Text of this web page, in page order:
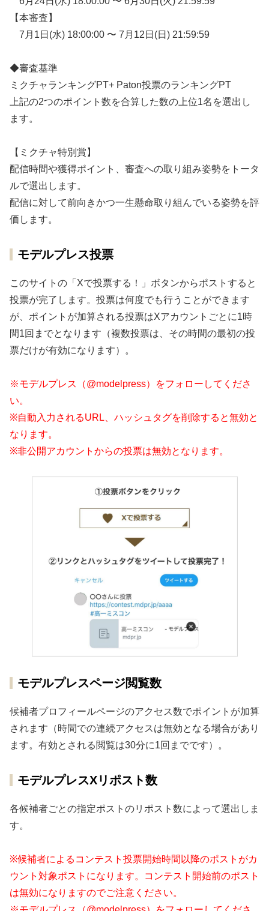
【本審査】
7月1日(水) 18:00:00 〜 7月12日(日) 21:59:59
◆審査基準
ミクチャランキングPT+ Paton投票のランキングPT
上記の2つのポイント数を合算した数の上位1名を選出し
ます。
【ミクチャ特別賞】
配信時間や獲得ポイント、審査への取り組み姿勢をトータ
ルで選出します。
配信に対して前向きかつ一生懸命取り組んでいる姿勢を評
価します。
モデルプレス投票
このサイトの「Xで投票する！」ボタンからポストすると
投票が完了します。投票は何度でも行うことができます
が、ポイントが加算される投票はXアカウントごとに1時
間1回までとなります（複数投票は、その時間の最初の投
票だけが有効になります）。
※モデルプレス（@modelpress）をフォローしてくださ
い。
※自動入力されるURL、ハッシュタグを削除すると無効と
なります。
※非公開アカウントからの投票は無効となります。
モデルプレスページ閲覧数
候補者プロフィールページのアクセス数でポイントが加算
されます（時間での連続アクセスは無効となる場合があり
ます。有効とされる閲覧は30分に1回までです）。
モデルプレスXリポスト数
各候補者ごとの指定ポストのリポスト数によって選出しま
す。
※候補者によるコンテスト投票開始時間以降のポストがカ
ウント対象ポストになります。コンテスト開始前のポスト
は無効になりますのでご注意ください。